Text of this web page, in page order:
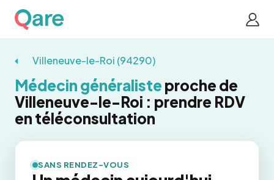
Villeneuve-le-Roi (94290)
Médecin généraliste proche de
Villeneuve-le-Roi : prendre RDV
en téléconsultation
SANS RENDEZ-VOUS